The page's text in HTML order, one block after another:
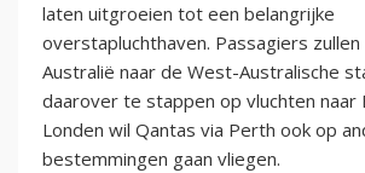
laten uitgroeien tot een belangrijke
overstapluchthaven. Passagiers zullen
Australië naar de West-Australische
daarover te stappen op vluchten naar
Londen wil Qantas via Perth ook op
bestemmingen gaan vliegen.